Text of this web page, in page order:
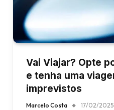
Vai Viajar? Opte
e tenha uma
imprevistos
Marcelo Costa 17/02/2025